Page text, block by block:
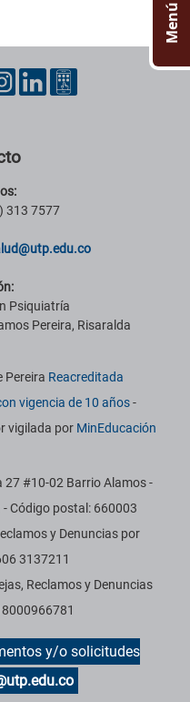
Menú
redes sociales y datos
313 7577
Psiquiatría
Pereira, Risaralda
Pereira Reacreditada
vigencia de 10 años-
vigilada por MinEducación
27 #10-02 Barrio Alamos -
- Código postal: 660003
y Denuncias por
3137211
Reclamos y Denuncias
y/o solicitudes